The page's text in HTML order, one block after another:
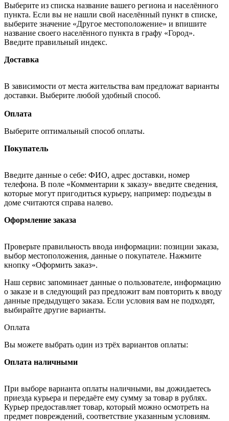
Выберите из списка название вашего региона и населённого
пункта. Если вы не нашли свой населённый пункт в списке,
выберите значение «Другое местоположение» и впишите
название своего населённого пункта в графу «Город».
Введите правильный индекс.
Доставка
В зависимости от места жительства вам предложат варианты
доставки. Выберите любой удобный способ.
Оплата
Выберите оптимальный способ оплаты.
Покупатель
Введите данные о себе: ФИО, адрес доставки, номер
телефона. В поле «Комментарии к заказу» введите сведения,
которые могут пригодиться курьеру, например: подъезды в
доме считаются справа налево.
Оформление заказа
Проверьте правильность ввода информации: позиции заказа,
выбор местоположения, данные о покупателе. Нажмите
кнопку «Оформить заказ».
Наш сервис запоминает данные о пользователе, информацию
о заказе и в следующий раз предложит вам повторить к вводу
данные предыдущего заказа. Если условия вам не подходят,
выбирайте другие варианты.
Оплата
Вы можете выбрать один из трёх вариантов оплаты:
Оплата наличными
При выборе варианта оплаты наличными, вы дожидаетесь
приезда курьера и передаёте ему сумму за товар в рублях.
Курьер предоставляет товар, который можно осмотреть на
предмет повреждений, соответствие указанным условиям.